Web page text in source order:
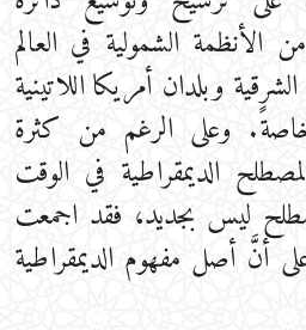
الأنظمة الشمولية في العالم
وبلدان أمريكا اللاتينية
وعلى الرغم من كثرة
الديمقراطية في الوقت
ليس بجديد، فقد اجمعت
أنَّ أصل مفهوم الديمقراطية